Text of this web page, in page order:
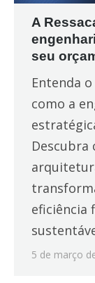
A
seu
Entenda o
como a
Descubra
eficiência
5 de março